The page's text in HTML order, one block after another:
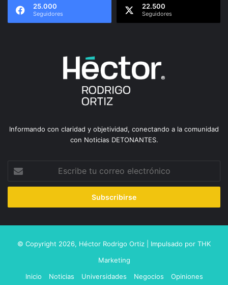
25.000
Seguidores
22.500
Seguidores
Informando con claridad y objetividad, conectando a la comunidad
con Noticias DETONANTES.
correo
© Copyright 2026, Héctor Rodrigo Ortiz | Impulsado por THK
Marketing
Inicio
Noticias Universidades Negocios Opiniones